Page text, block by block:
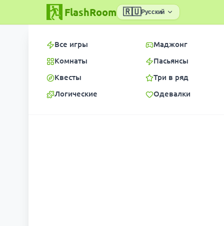
FlashRoom 🇷🇺Русский
Все игры
Комнаты
Квесты
Логические
Маджонг
Пасьянсы
Три в ряд
Одевалки